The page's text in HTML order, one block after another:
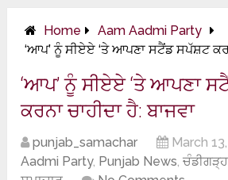
Home
Aam Aadmi Party
‘ਆਪ’ ਨੂੰ ਸੀਏਏ ‘ਤੇ ਆਪਣਾ ਸਟੈਂਡ ਸਪੱਸ਼ਟ
‘ਆਪ’ ਨੂੰ ਸੀਏਏ ‘ਤੇ ਆਪਣਾ
ਕਰਨਾ ਚਾਹੀਦਾ ਹੈ: ਬਾਜਵਾ
punjab_samachar March
Aadmi Party, Punjab News,